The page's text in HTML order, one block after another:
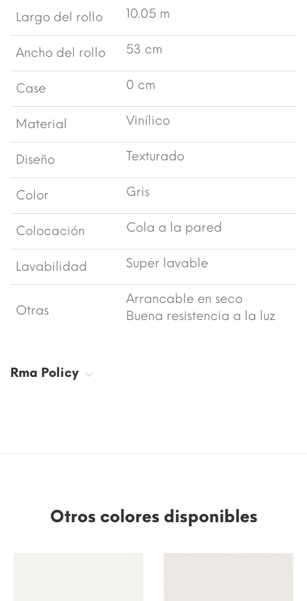
Largo del rollo 10.05 m
Ancho del rollo 53 cm
Case 0 cm
Material Vinílico
Diseño Texturado
Color Gris
Colocación Cola a la pared
Lavabilidad Super lavable
Otras
Arrancable en seco
Buena resistencia a la luz
Rma Policy
Otros colores disponibles